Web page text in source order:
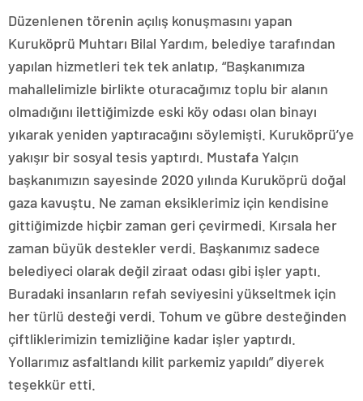
Düzenlenen törenin açılış konuşmasını yapan
Kuruköprü Muhtarı Bilal Yardım, belediye tarafından
yapılan hizmetleri tek tek anlatıp, “Başkanımıza
mahallelimizle birlikte oturacağımız toplu bir alanın
olmadığını ilettiğimizde eski köy odası olan binayı
yıkarak yeniden yaptıracağını söylemişti. Kuruköprü’ye
yakışır bir sosyal tesis yaptırdı. Mustafa Yalçın
başkanımızın sayesinde 2020 yılında Kuruköprü doğal
gaza kavuştu. Ne zaman eksiklerimiz için kendisine
gittiğimizde hiçbir zaman geri çevirmedi. Kırsala her
zaman büyük destekler verdi. Başkanımız sadece
belediyeci olarak değil ziraat odası gibi işler yaptı.
Buradaki insanların refah seviyesini yükseltmek için
her türlü desteği verdi. Tohum ve gübre desteğinden
çiftliklerimizin temizliğine kadar işler yaptırdı.
Yollarımız asfaltlandı kilit parkemiz yapıldı” diyerek
teşekkür etti.